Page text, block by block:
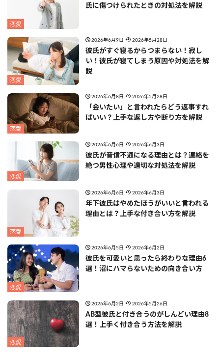
恋愛
氏に傷つけられたときの対処法を解説
恋愛
2026年6月9日 2026年5月28日
彼氏がすぐ寝るからつまらない！寂し
い！彼氏が寝てしまう原因や対処法を解
説
恋愛
2026年6月8日 2026年5月28日
「会いたい」と言われたらどう返事すれ
ばいい？上手な返し方や断り方を解説
恋愛
2026年6月6日 2026年6月3日
彼氏が音信不通になる理由とは？連絡を
絶つ男性心理や適切な対処法を解説
恋愛
2026年6月6日 2026年6月3日
年下彼氏はやめたほうがいいと言われる
理由とは？上手な付き合い方を解説
恋愛
2026年6月5日 2026年6月2日
彼氏を可愛いと思ったら終わりな理由6
選！沼にハマらないための向き合い方
恋愛
2026年6月2日 2026年5月26日
AB型彼氏と付き合うのがしんどい理由8
選！上手く付き合う方法を解説